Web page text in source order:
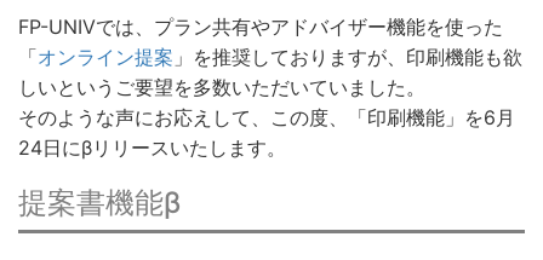
FP-UNIVでは、プラン共有やアドバイザー機能を使った
「オンライン提案 」を推奨しておりますが、印刷機能も欲
しいというご要望を多数いただいていました。
そのような声にお応えして、この度、「印刷機能」を6月
24日にβリリースいたします。
提案書機能β